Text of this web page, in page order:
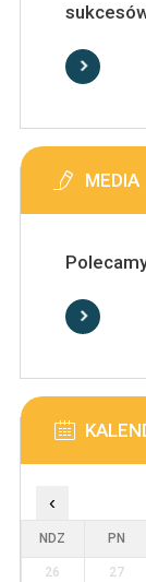
MEDIA
‹
NDZ PN
26 27